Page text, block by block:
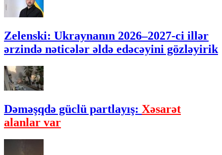
Zelenski: Ukraynanın 2026–2027-ci illər
ərzində nəticələr əldə edəcəyini gözləyirik
Dəməşqdə güclü partlayış: Xəsarət
alanlar var